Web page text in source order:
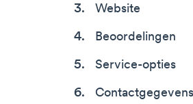
Website
Beoordelingen
Service-opties